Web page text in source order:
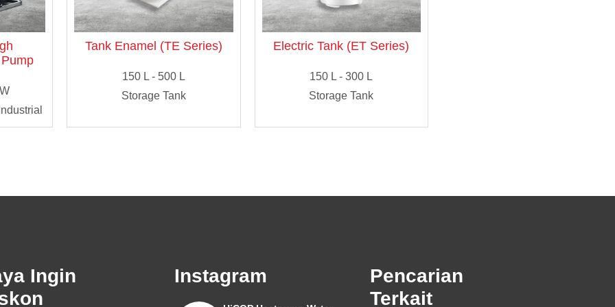
Tank Enamel (TE Series)
150 L - 500 L
Storage Tank
Electric Tank (ET Series)
150 L - 300 L
Storage Tank
Ingin
Instagram
Pencarian
Terkait